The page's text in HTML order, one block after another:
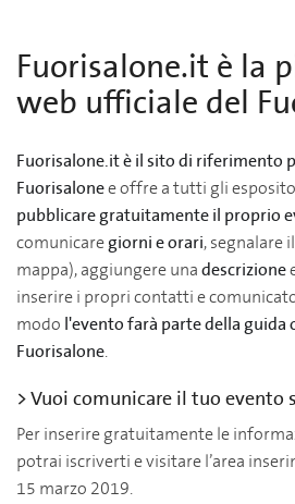
Fuorisalone.it è la
web ufficiale del
Fuorisalone.it è il sito di riferimento
Fuorisalonee offre a tutti gli
pubblicare gratuitamente il proprio
comunicare giorni e orari, segnalare il
mappa), aggiungere una descrizione
inserire i propri contatti e
modo l'evento farà parte della guida
Fuorisalone.
> Vuoi comunicare il tuo evento
Per inserire gratuitamente le
potrai iscriverti e visitare l’area
15 marzo 2019.